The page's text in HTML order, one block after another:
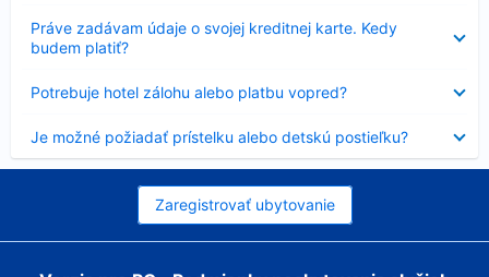
Práve zadávam údaje o svojej kreditnej karte. Kedy
budem platiť?
sa
Potrebuje hotel zálohu alebo platbu vopred?
sa
Je možné požiadať prístelku alebo detskú postieľku?
sa
Zaregistrovať ubytovanie